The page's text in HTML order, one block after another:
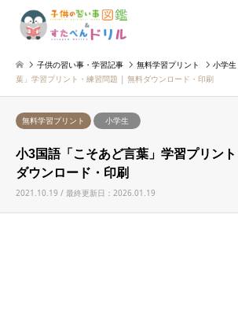
子供の習い事・学習記事 無料学習プリント 小学生
葉」学習プリント・練習問題 | 無料ダウンロード・印刷
無料学習プリント 小学生
小3国語「こそあど言葉」学習プリン
ダウンロード・印刷
2021.10.19 / 最終更新日：2026.01.19